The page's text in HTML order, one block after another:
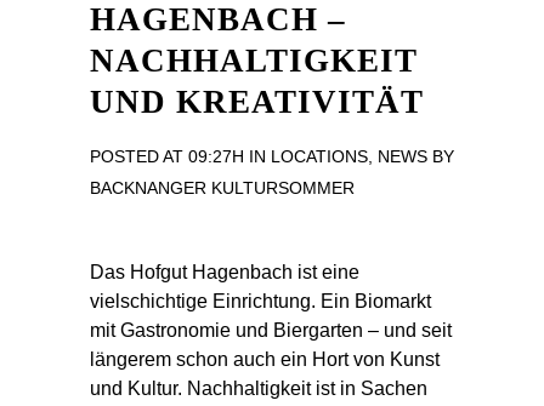
HAGENBACH –
NACHHALTIGKEIT
UND KREATIVITÄT
POSTED AT 09:27H IN LOCATIONS NEWS BY
BACKNANGER KULTURSOMMER
Das Hofgut Hagenbach ist eine
vielschichtige Einrichtung. Ein Biomarkt
mit Gastronomie und Biergarten – und seit
längerem schon auch ein Hort von Kunst
und Kultur. Nachhaltigkeit ist in Sachen